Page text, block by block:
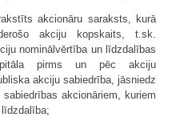
akcionāru saraksts, kurā
akciju kopskaits, t.sk.
nominālvērtība un līdzdalības
pirms un pēc akciju
akciju sabiedrība, jāsniedz
akcionāriem, kuriem